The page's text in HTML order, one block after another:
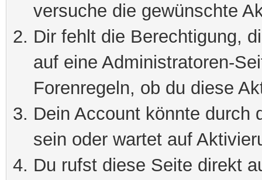
versuche die gewünschte
Dir fehlt die Berechtigung,
auf eine Administratoren-
Forenregeln, ob du diese
Dein Account könnte durch
sein oder wartet auf
Du rufst diese Seite direkt